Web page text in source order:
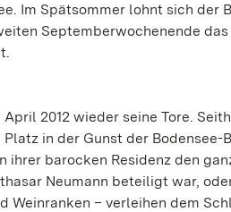
Im Spätsommer lohnt sich der
Septemberwochenende das
2012 wieder seine Tore.
in der Gunst der Bodensee-
ihrer barocken Residenz den
Neumann beteiligt war,
Weinranken – verleihen dem